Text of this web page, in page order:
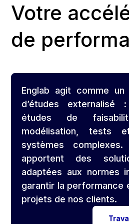
Votre
de
Englab agit comme un
d’études externalisé
études de
modélisation, tests
systèmes
apportent des
adaptées aux normes
garantir la performance
projets de nos clients.